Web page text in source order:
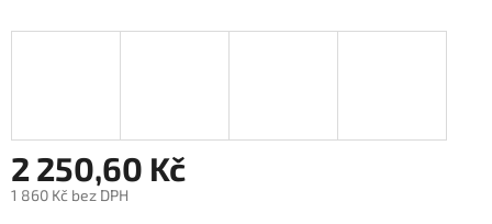
2 250,60 Kč
1 860 Kč bez DPH